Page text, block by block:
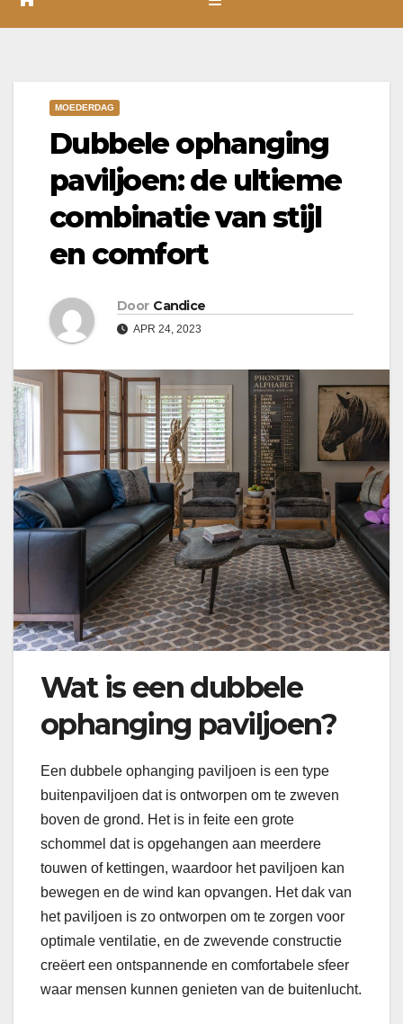
MOEDERDAG
Dubbele ophanging
paviljoen: de ultieme
combinatie van stijl
en comfort
Door Candice
APR 24, 2023
Wat is een dubbele
ophanging paviljoen?
Een dubbele ophanging paviljoen is een type
buitenpaviljoen dat is ontworpen om te zweven
boven de grond. Het is in feite een grote
schommel dat is opgehangen aan meerdere
touwen of kettingen, waardoor het paviljoen kan
bewegen en de wind kan opvangen. Het dak van
het paviljoen is zo ontworpen om te zorgen voor
optimale ventilatie, en de zwevende constructie
creëert een ontspannende en comfortabele sfeer
waar mensen kunnen genieten van de buitenlucht.